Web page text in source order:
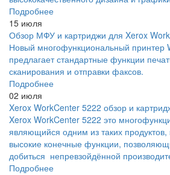
Подробнее
15 июля
Обзор МФУ и картриджи для Xerox
Новый многофункциональный принтер
предлагает стандартные функции
сканирования и отправки факсов.
Подробнее
02 июля
Xerox WorkCenter 5222 обзор и
Xerox WorkCenter 5222 это
являющийся одним из таких
высокие конечные функции,
добиться непревзойдённой
Подробнее